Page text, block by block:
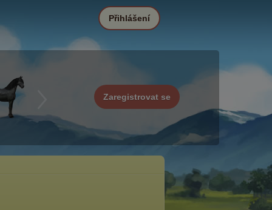
Zaregistrovat se
Přihlášení